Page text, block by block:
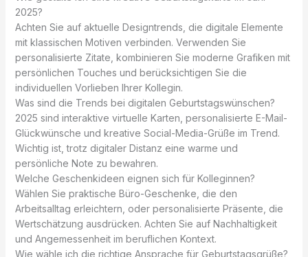
2025?
Achten Sie auf aktuelle Designtrends, die digitale Elemente
mit klassischen Motiven verbinden. Verwenden Sie
personalisierte Zitate, kombinieren Sie moderne Grafiken mit
persönlichen Touches und berücksichtigen Sie die
individuellen Vorlieben Ihrer Kollegin.
Was sind die Trends bei digitalen Geburtstagswünschen?
2025 sind interaktive virtuelle Karten, personalisierte E-Mail-
Glückwünsche und kreative Social-Media-Grüße im Trend.
Wichtig ist, trotz digitaler Distanz eine warme und
persönliche Note zu bewahren.
Welche Geschenkideen eignen sich für Kolleginnen?
Wählen Sie praktische Büro-Geschenke, die den
Arbeitsalltag erleichtern, oder personalisierte Präsente, die
Wertschätzung ausdrücken. Achten Sie auf Nachhaltigkeit
und Angemessenheit im beruflichen Kontext.
Wie wähle ich die richtige Ansprache für Geburtstagsgrüße?